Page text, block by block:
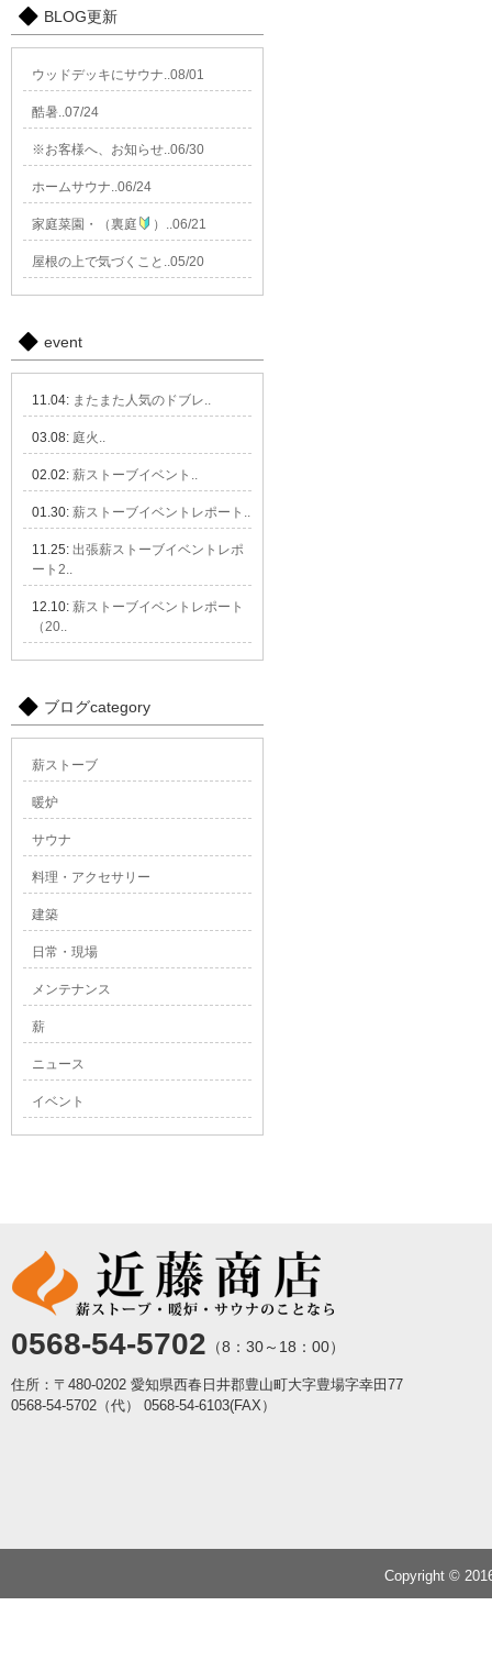
BLOG更新
ウッドデッキにサウナ..08/01
酷暑..07/24
※お客様へ、お知らせ..06/30
ホームサウナ..06/24
家庭菜園・（裏庭 ）..06/21
屋根の上で気づくこと..05/20
event
11.04: またまた人気のドブレ..
03.08: 庭火..
02.02: 薪ストーブイベント..
01.30: 薪ストーブイベントレポート..
11.25: 出張薪ストーブイベントレポ
ート2..
12.10: 薪ストーブイベントレポート
（20..
ブログcategory
薪ストーブ
暖炉
サウナ
料理・アクセサリー
建築
日常・現場
メンテナンス
薪
ニュース
イベント
0568-54-5702 （8：30～18：00）
住所：〒480-0202 愛知県西春日井郡豊山町大字豊場字幸田77
0568-54-5702（代）
0568-54-6103(FAX）
Copyright ©